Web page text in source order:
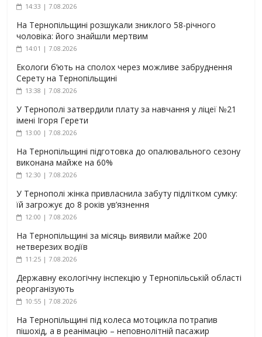
14:33 | 7.08.2026
На Тернопільщині розшукали зниклого 58-річного
чоловіка: його знайшли мертвим
14:01 | 7.08.2026
Екологи б’ють на сполох через можливе забруднення
Серету на Тернопільщині
13:38 | 7.08.2026
У Тернополі затвердили плату за навчання у ліцеї №21
імені Ігоря Герети
13:00 | 7.08.2026
На Тернопільщині підготовка до опалювального сезону
виконана майже на 60%
12:30 | 7.08.2026
У Тернополі жінка привласнила забуту підлітком сумку:
їй загрожує до 8 років ув’язнення
12:00 | 7.08.2026
На Тернопільщині за місяць виявили майже 200
нетверезих водіїв
11:25 | 7.08.2026
Державну екологічну інспекцію у Тернопільській області
реорганізують
10:55 | 7.08.2026
На Тернопільщині під колеса мотоцикла потрапив
пішохід, а в реанімацію – неповнолітній пасажир